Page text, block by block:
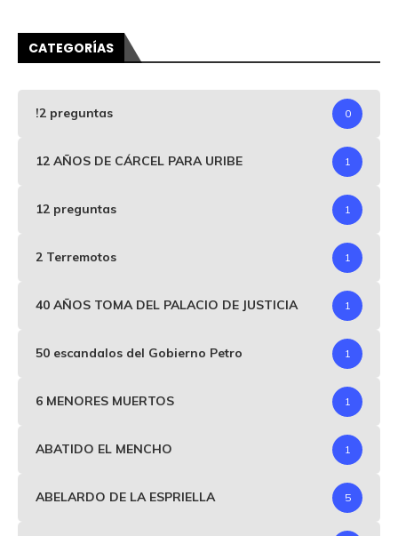
CATEGORÍAS
!2 preguntas 0
12 AÑOS DE CÁRCEL PARA URIBE 1
12 preguntas 1
2 Terremotos 1
40 AÑOS TOMA DEL PALACIO DE JUSTICIA 1
50 escandalos del Gobierno Petro 1
6 MENORES MUERTOS 1
ABATIDO EL MENCHO 1
ABELARDO DE LA ESPRIELLA 5